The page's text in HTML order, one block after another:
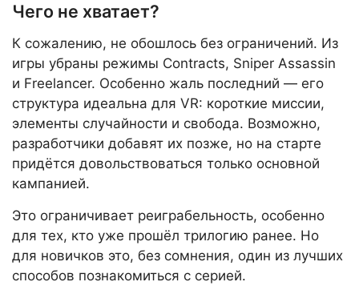
Чего не хватает?
К сожалению, не обошлось без ограничений. Из
игры убраны режимы Contracts, Sniper Assassin
и Freelancer. Особенно жаль последний — его
структура идеальна для VR: короткие миссии,
элементы случайности и свобода. Возможно,
разработчики добавят их позже, но на старте
придётся довольствоваться только основной
кампанией.
Это ограничивает реиграбельность, особенно
для тех, кто уже прошёл трилогию ранее. Но
для новичков это, без сомнения, один из лучших
способов познакомиться с серией.